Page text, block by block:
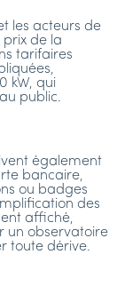
les acteurs de
de la
tarifaires
kW, qui
public.
également
bancaire,
ou badges
des
affiché,
un observatoire
toute dérive.